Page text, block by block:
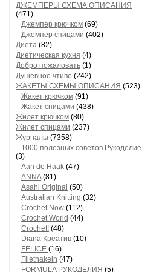
ДЖЕМПЕРЫ СХЕМА ОПИСАНИЯ
(471)
Джемпер крючком (69)
Джемпер спицами (402)
Диета (82)
Диетическая кухня (4)
Добро пожаловать (1)
Душевное чтиво (242)
ЖАКЕТЫ СХЕМЫ ОПИСАНИЯ (523)
Жакет крючком (91)
Жакет спицами (438)
Жилет крючком (80)
Жилет спицами (237)
Журналы (7358)
1000 полезных советов Рукоделие
(3)
Aan de Haak (47)
ANNA(81)
Asahi Original (50)
Australian Knitting (32)
Crochet Now (112)
Crochet World (44)
Crochet! (48)
Diana Креатив (10)
FELICE (16)
Filethakeln (47)
FORMULA РУКОДЕЛИЯ (5)